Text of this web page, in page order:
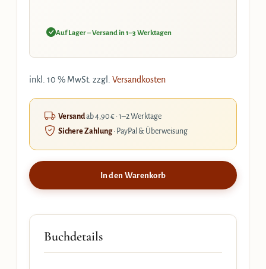
Auf Lager – Versand in 1–3 Werktagen
inkl. 10 % MwSt. zzgl. Versandkosten
Versandab 4,90 € · 1–2 Werktage
Sichere Zahlung· PayPal & Überweisung
In den Warenkorb
Buchdetails